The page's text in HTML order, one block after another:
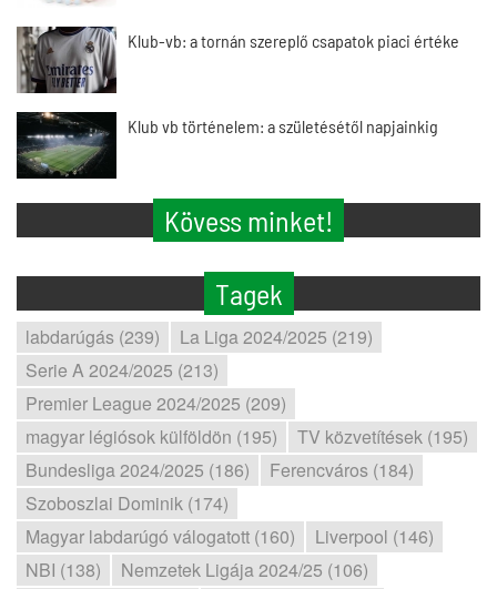
Klub-vb: a tornán szereplő csapatok piaci értéke
Klub vb történelem: a születésétől napjainkig
Kövess minket!
Tagek
labdarúgás (239)
La Liga 2024/2025 (219)
Serie A 2024/2025 (213)
Premier League 2024/2025 (209)
magyar légiósok külföldön (195)
TV közvetítések (195)
Bundesliga 2024/2025 (186)
Ferencváros (184)
Szoboszlai Dominik (174)
Magyar labdarúgó válogatott (160)
Liverpool (146)
NBI (138)
Nemzetek Ligája 2024/25 (106)